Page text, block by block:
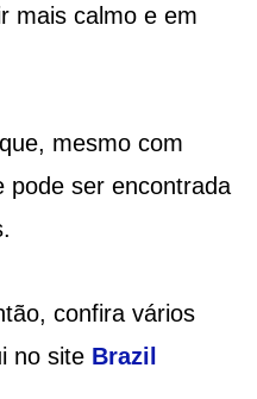
mais calmo e em
mesmo com
pode ser encontrada
confira vários
no site Brazil